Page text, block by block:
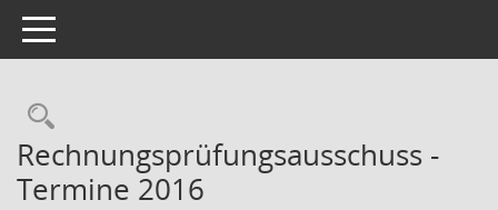
Toggle navigation
Rechercheauswahl
Rechnungsprüfungsausschuss -
Termine 2016